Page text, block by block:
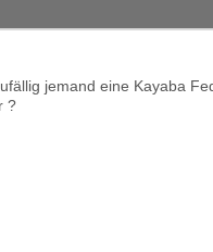
jemand eine Kayaba
?